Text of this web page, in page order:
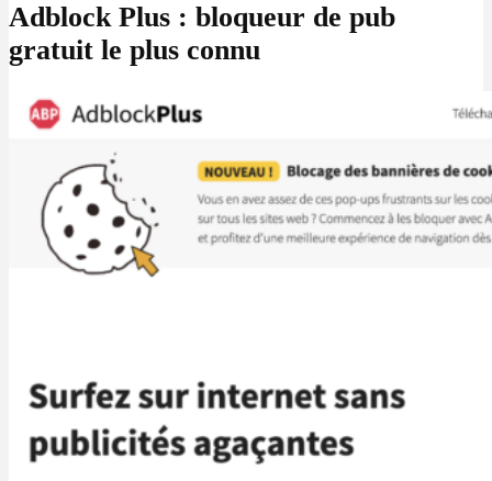
Adblock Plus : bloqueur de pub
gratuit le plus connu